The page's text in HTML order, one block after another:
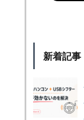
新着記事